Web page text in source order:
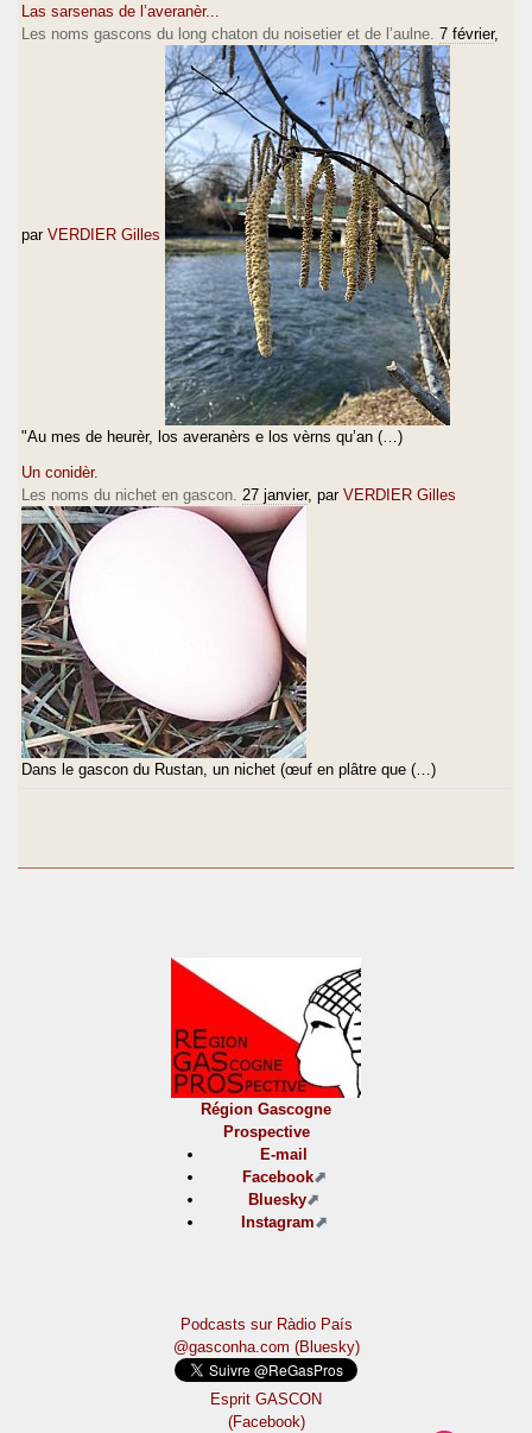
Las sarsenas de l’averanèr...
Les noms gascons du long chaton du noisetier et de l’aulne. 7 février,
par VERDIER Gilles
"Au mes de heurèr, los averanèrs e los vèrns qu’an (…)
Un conidèr.
Les noms du nichet en gascon. 27 janvier, par VERDIER Gilles
Dans le gascon du Rustan, un nichet (œuf en plâtre que (…)
Région Gascogne
Prospective
E-mail
Facebook
Bluesky
Instagram
Podcasts sur Ràdio País
@gasconha.com (Bluesky)
Esprit GASCON
(Facebook)